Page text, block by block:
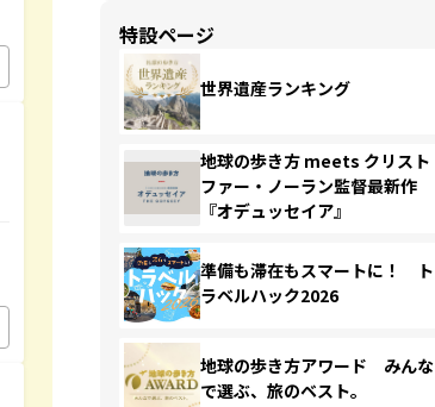
特設ページ
世界遺産ランキング
地球の歩き方 meets クリスト
ファー・ノーラン監督最新作
『オデュッセイア』
準備も滞在もスマートに！ ト
ラベルハック2026
地球の歩き方アワード みんな
で選ぶ、旅のベスト。